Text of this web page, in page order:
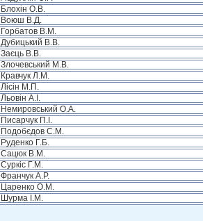
Блохін О.В.
Воюш В.Д.
Горбатов В.М.
Дубицький В.В.
Заєць В.В.
Злочевський М.В.
Кравчук Л.М.
Лісін М.П.
Льовін А.І.
Немировський О.А.
Писарчук П.І.
Подобєдов С.М.
Руденко Г.Б.
Сацюк В.М.
Суркіс Г.М.
Франчук А.Р.
Царенко О.М.
Шурма І.М.